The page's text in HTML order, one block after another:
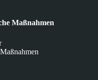
Maßnahmen